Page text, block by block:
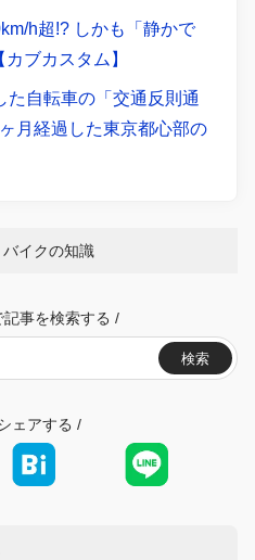
h超!? しかも「静かで
ブカスタム】
た自転車の「交通反則通
月経過した東京都心部の
イクの知識
事を検索する /
検索
ェアする /